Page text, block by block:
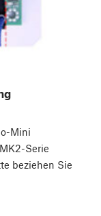
Mini
Serie
beziehen Sie